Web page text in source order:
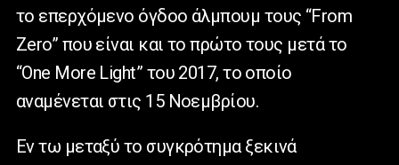
το επερχόμενο όγδοο άλμπουμ τους “From
Zero” που είναι και το πρώτο τους μετά το
“One More Light” του 2017, το οποίο
αναμένεται στις 15 Νοεμβρίου.
Εν τω μεταξύ το συγκρότημα ξεκινά